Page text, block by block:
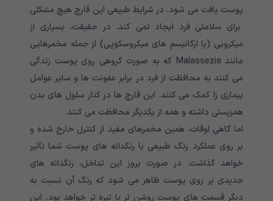
پوست یافت می شود. در شرایط طبیعی این قارچ هیچ مشکلی
برای سلامتی فرد ایجاد نمی کند. در حقیقت، بسیاری از
میکروبی (یا ارگانیسم های میکروسکوپی) از جمله مخمرهایی
مانند Malassezia که به صورت گروهی روی پوست زندگی
می کنند به محافظت از فرد در برابر عفونت ها و سایر عوامل
بیماری زا کمک می کنند. این قارچ ها در کنار سلول های بدن
همزیستی داشته و همه از یکدیگر محافظت می کنند.
اما گاهی اوقات، همین مخمرهای مفید از کنترل خارج شده و
بر روی عملکرد رنگ طبیعی یا رنگدانه های پوست شما تأثیر
خواهد گذاشت. در صورت بروز این تداخل، رنگدانه های
جدیدی بر روی پوست ظاهر می شود که رنگ آن نسبت به
دیگر قسمت های پوست روشن تر یا تیره تر خواهد بود. این